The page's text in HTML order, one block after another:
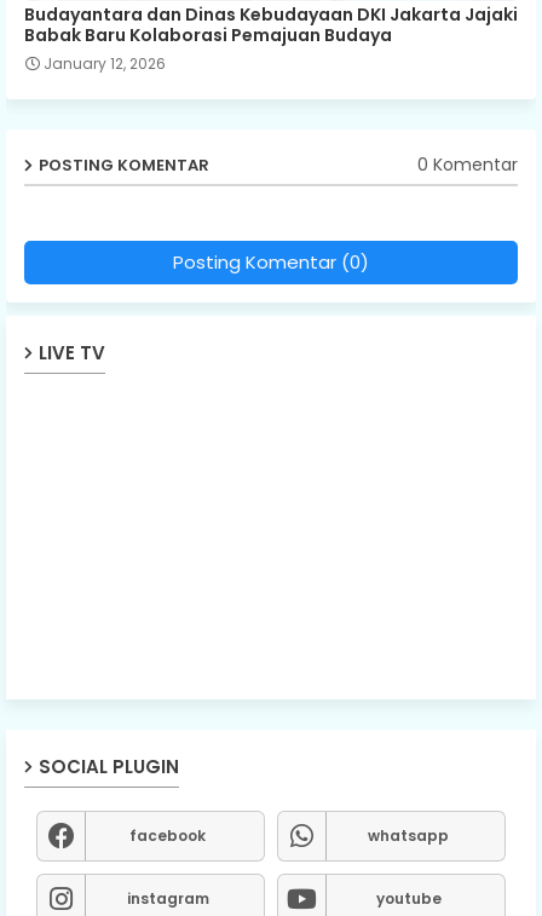
Budayantara dan Dinas Kebudayaan DKI Jakarta Jajaki
Babak Baru Kolaborasi Pemajuan Budaya
January 12, 2026
POSTING KOMENTAR 0 Komentar
Posting Komentar (0)
LIVE TV
SOCIAL PLUGIN
facebook whatsapp
instagram youtube